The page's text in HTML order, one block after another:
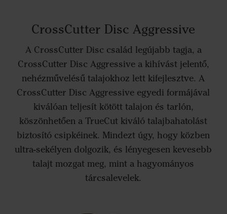
CrossCutter Disc Aggressive
A CrossCutter Disc család legújabb tagja, a
CrossCutter Disc Aggressive a kihívást jelentő,
nehézművelésű talajokhoz lett kifejlesztve. A
CrossCutter Disc Aggressive egyedi formájával
kiválóan teljesít kötött talajon és tarlón,
köszönhetően a TrueCut kiváló talajbahatolást
biztosító csipkéinek. Mindezt úgy, hogy közben
ultra-sekélyen dolgozik, és lényegesen kevesebb
talajt mozgat meg, mint a hagyományos
tárcsalevelek.